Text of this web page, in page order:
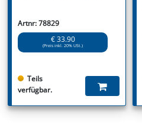
Artnr: 78829
€ 33.90
(Preis inkl. 20% USt.)
Teils
verfügbar.